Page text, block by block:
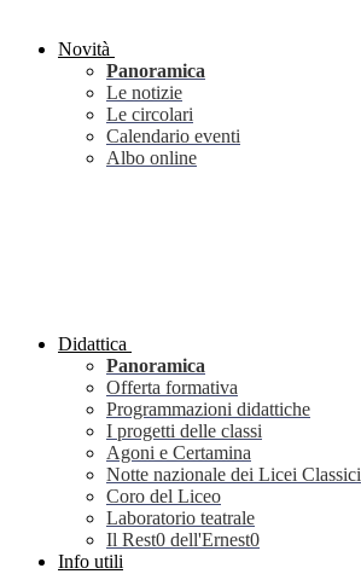
Novità
Panoramica
Le notizie
Le circolari
Calendario eventi
Albo online
Didattica
Panoramica
Offerta formativa
Programmazioni didattiche
I progetti delle classi
Agoni e Certamina
Notte nazionale dei Licei Classici
Coro del Liceo
Laboratorio teatrale
Il Rest0 dell'Ernest0
Info utili